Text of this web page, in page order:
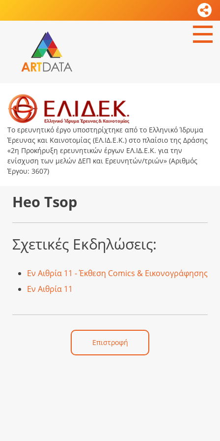
Το ερευνητικό έργο υποστηρίχτηκε από το Ελληνικό Ίδρυμα
Έρευνας και Καινοτομίας (ΕΛ.ΙΔ.Ε.Κ.) στο πλαίσιο της Δράσης
«2η Προκήρυξη ερευνητικών έργων ΕΛ.ΙΔ.Ε.Κ. για την
ενίσχυση των μελών ΔΕΠ και Ερευνητών/τριών» (Αριθμός
Έργου: 3607)
Heo Tsop
Σχετικές Εκδηλώσεις:
Εν Αιθρία 11 - Έκθεση Comics & Εικονογράφησης
Εν Αιθρία 11
Επιστροφή